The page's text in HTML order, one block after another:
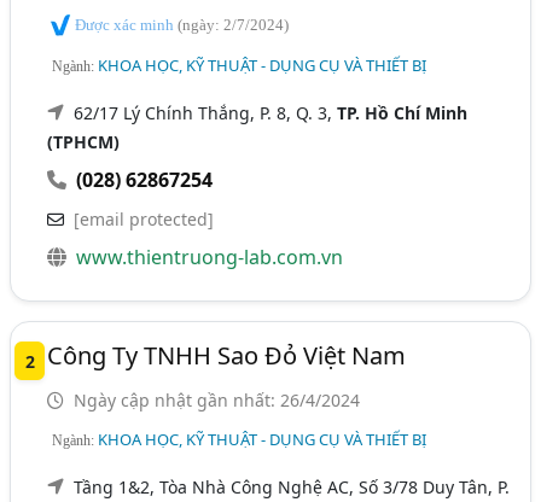
Được xác minh(ngày: 2/7/2024)
Ngành: KHOA HỌC, KỸ THUẬT - DỤNG CỤ VÀ THIẾT BỊ
62/17 Lý Chính Thắng, P. 8, Q. 3,TP. Hồ Chí Minh
(TPHCM)
(028) 62867254
[email protected]
www.thientruong-lab.com.vn
2 Công Ty TNHH Sao Đỏ Việt Nam
Ngày cập nhật gần nhất: 26/4/2024
Ngành: KHOA HỌC, KỸ THUẬT - DỤNG CỤ VÀ THIẾT BỊ
Tầng 1&2, Tòa Nhà Công Nghệ AC, Số 3/78 Duy Tân, P.